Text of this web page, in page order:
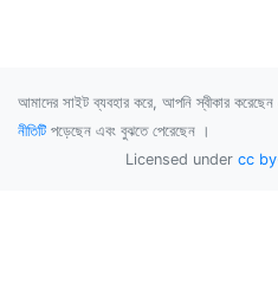
আমাদের সাইট ব্যবহার করে, আপনি স্বীকার
নীতিটি পড়েছেন এবং বুঝতে পেরেছেন ।
Licensed under cc